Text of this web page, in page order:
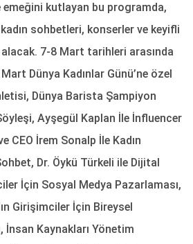
emeğini kutlayan bu programda,
sohbetleri, konserler ve keyifli
7-8 Mart tarihleri arasında
Dünya Kadınlar Günü’ne özel
Dünya Barista Şampiyon
Ayşegül Kaplan İle İnfluencer
CEO İrem Sonalp İle Kadın
Dr. Öykü Türkeli ile Dijital
İçin Sosyal Medya Pazarlaması,
Girişimciler İçin Bireysel
İnsan Kaynakları Yönetim